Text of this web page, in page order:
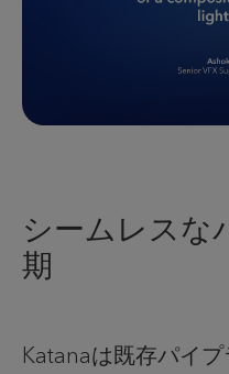
シームレスな
期
Katanaは既存パイ